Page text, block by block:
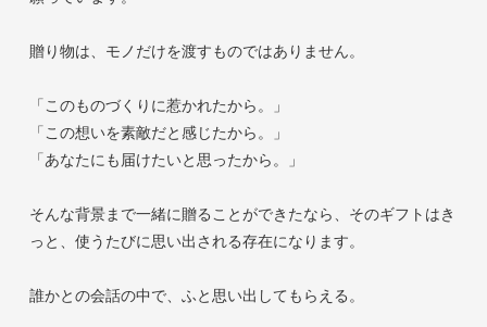
贈り物は、モノだけを渡すものではありません。
「このものづくりに惹かれたから。」
「この想いを素敵だと感じたから。」
「あなたにも届けたいと思ったから。」
そんな背景まで一緒に贈ることができたなら、そのギフトはき
っと、使うたびに思い出される存在になります。
誰かとの会話の中で、ふと思い出してもらえる。